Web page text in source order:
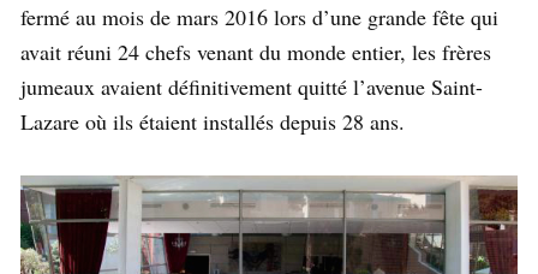
fermé au mois de mars 2016 lors d’une grande fête qui
avait réuni 24 chefs venant du monde entier, les frères
jumeaux avaient définitivement quitté l’avenue Saint-
Lazare où ils étaient installés depuis 28 ans.